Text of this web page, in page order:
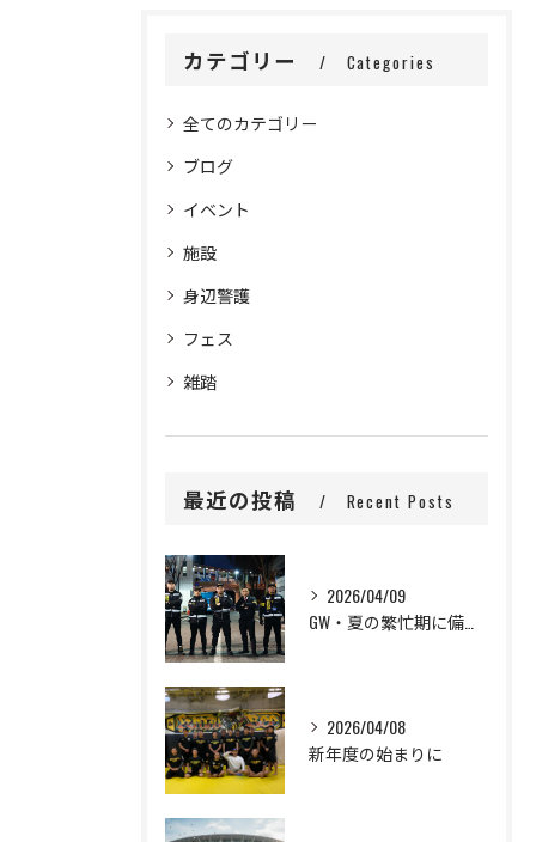
カテゴリー Categories
全てのカテゴリー
ブログ
イベント
施設
身辺警護
フェス
雑踏
最近の投稿 Recent Posts
2026/04/09
2026/04/08
新年度の始まりに